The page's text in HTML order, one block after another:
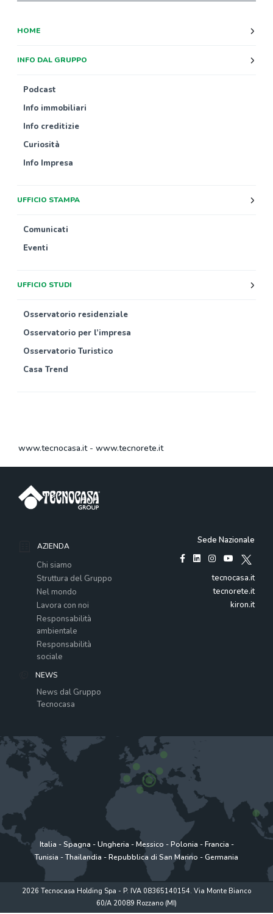
HOME
INFO DAL GRUPPO
Podcast
Info immobiliari
Info creditizie
Curiosità
Info Impresa
UFFICIO STAMPA
Comunicati
Eventi
UFFICIO STUDI
Osservatorio residenziale
Osservatorio per l’impresa
Osservatorio Turistico
Casa Trend
www.tecnocasa.it- www.tecnorete.it
AZIENDA
Chi siamo
Struttura del Gruppo
Nel mondo
Lavora con noi
Responsabilità
ambientale
Responsabilità
sociale
NEWS
News dal Gruppo
Tecnocasa
Sede Nazionale
tecnocasa.it
tecnorete.it
kiron.it
Italia -Spagna -Ungheria -Messico -Polonia -Francia -
Tunisia -Thailandia -Repubblica di San Marino -Germania
2026 Tecnocasa Holding Spa - P. IVA 08365140154. Via Monte Bianco
60/A 20089 Rozzano (MI)